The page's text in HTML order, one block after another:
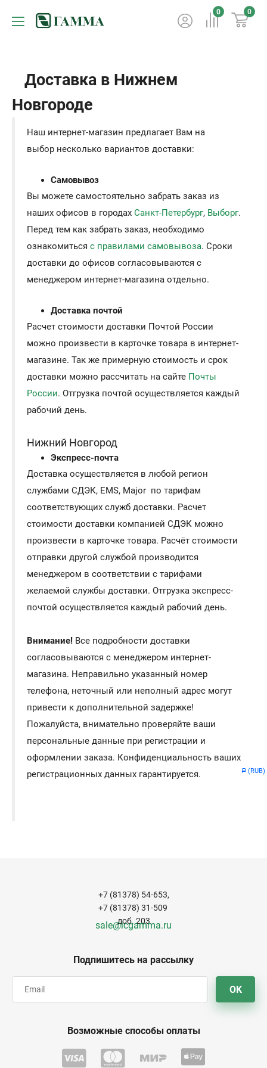
Р (RUB)
0 0
Доставка в Нижнем
Новгороде
Наш интернет-магазин предлагает Вам на
выбор несколько вариантов доставки:
Самовывоз
Вы можете самостоятельно забрать заказ из
наших офисов в городах Санкт-Петербург, Выборг.
Перед тем как забрать заказ, необходимо
ознакомиться с правилами самовывоза. Сроки
доставки до офисов согласовываются с
менеджером интернет-магазина отдельно.
Доставка почтой
Расчет стоимости доставки Почтой России
можно произвести в карточке товара в интернет-
магазине. Так же примерную стоимость и срок
доставки можно рассчитать на сайте Почты
России. Отгрузка почтой осуществляется каждый
рабочий день.
Нижний Новгород
Экспресс-почта
Доставка осуществляется в любой регион
службами СДЭК, EMS, Major по тарифам
соответствующих служб доставки. Расчет
стоимости доставки компанией СДЭК можно
произвести в карточке товара. Расчёт стоимости
отправки другой службой производится
менеджером в соответствии с тарифами
желаемой службы доставки. Отгрузка экспресс-
почтой осуществляется каждый рабочий день.
Внимание! Все подробности доставки
согласовываются с менеджером интернет-
магазина. Неправильно указанный номер
телефона, неточный или неполный адрес могут
привести к дополнительной задержке!
Пожалуйста, внимательно проверяйте ваши
персональные данные при регистрации и
оформлении заказа. Конфиденциальность ваших
регистрационных данных гарантируется.
Подпишитесь на рассылку
OK
+7 (81378) 54-653,
+7 (81378) 31-509
доб. 203
sale@icgamma.ru
Возможные способы оплаты